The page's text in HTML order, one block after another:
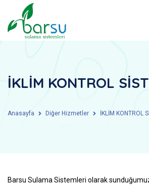
İKLİM KONTROL
Anasayfa Diğer Hizmetler İKLİM KONTROL
Barsu Sulama Sistemleri olarak